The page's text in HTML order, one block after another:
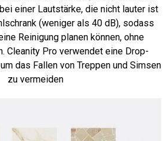
einer Lautstärke, die nicht lauter ist
(weniger als 40 dB), sodass
Reinigung planen können, ohne
Cleanity Pro verwendet eine Drop-
das Fallen von Treppen und Simsen
zu vermeiden